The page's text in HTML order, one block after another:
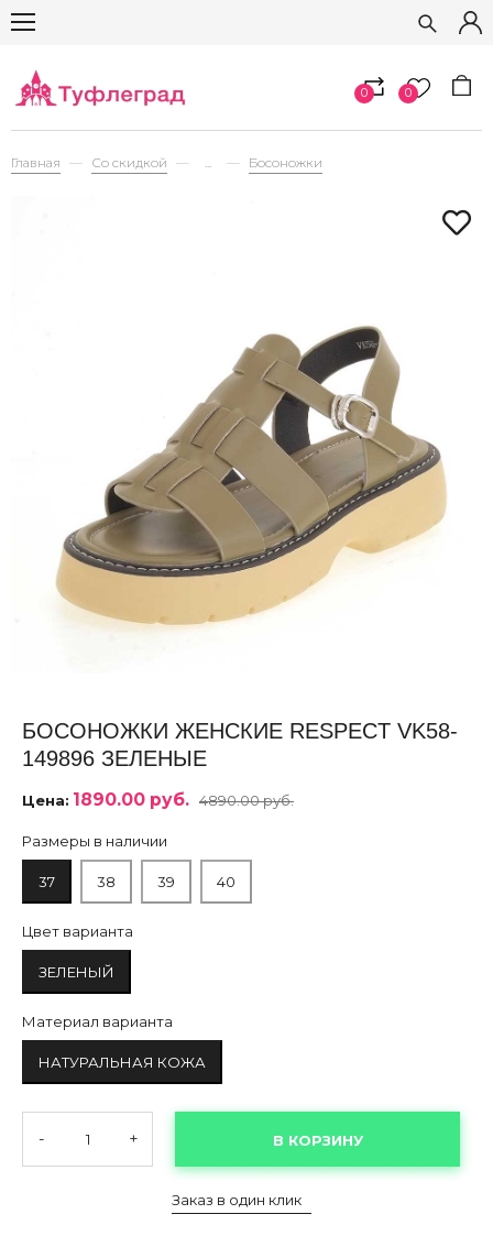
0 0
Главная Со скидкой ... Босоножки
БОСОНОЖКИ ЖЕНСКИЕ RESPECT VK58-
149896 ЗЕЛЕНЫЕ
Цена: 1890.00 руб. 4890.00 руб.
Размеры в наличии
37 38 39 40
Цвет варианта
ЗЕЛЕНЫЙ
Материал варианта
НАТУРАЛЬНАЯ КОЖА
- + В КОРЗИНУ
Заказ в один клик